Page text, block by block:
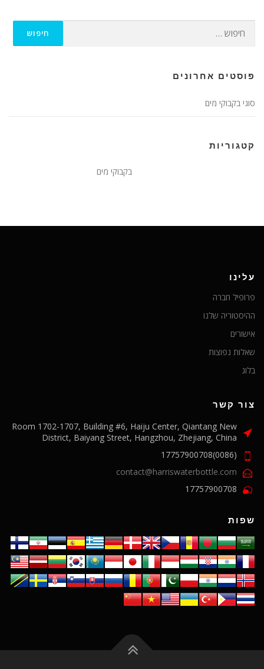
חפש:
פוסטים אחרונים
סוגי בקבוקי מים
קטגוריות
בקבוקי מים
עלינו
פרופיל חברה
ההיסטוריה שלנו
אישורים
שאלות נפוצות
בלוג
צור קשר
Room 1702-1707, Building #6, Haiju Center, Qiantang New
District, Baiyang Street, Hangzhou, Zhejiang, China
(0086)17757900708
contact@harriswaterbottle.com
17757900708
שפות